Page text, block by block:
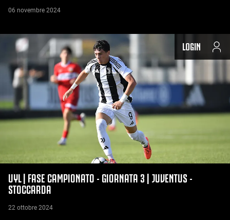
06 novembre 2024
LOGIN
UYL | FASE CAMPIONATO - GIORNATA 3 | JUVENTUS -
STOCCARDA
22 ottobre 2024